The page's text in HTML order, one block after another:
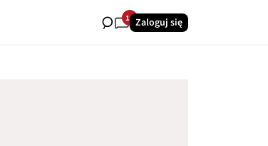
13Zaloguj się